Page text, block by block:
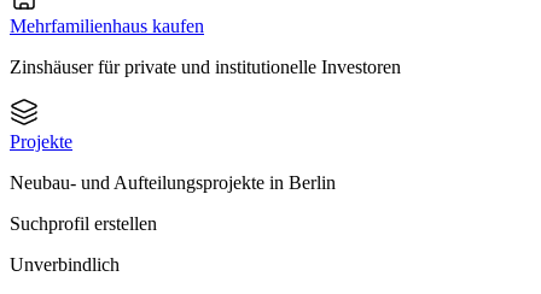
Mehrfamilienhaus kaufen
Zinshäuser für private und institutionelle Investoren
Projekte
Neubau- und Aufteilungsprojekte in Berlin
Suchprofil erstellen
Unverbindlich